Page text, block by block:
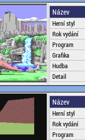
Název
Herní styl
Rok vydání
Program
Grafika
Hudba
Detail
Název
Herní styl
Rok vydání
Program